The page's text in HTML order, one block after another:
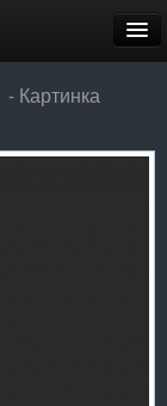
- Картинка